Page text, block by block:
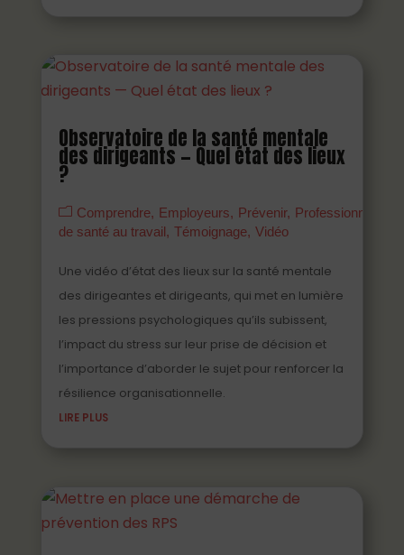
Observatoire de la santé mentale
des dirigeants — Quel état des lieux
?
Comprendre Employeurs Prévenir
Professionnels
de santé au travail Témoignage Vidéo
Une vidéo d’état des lieux sur la santé mentale
des dirigeantes et dirigeants, qui met en lumière
les pressions psychologiques qu’ils subissent,
l’impact du stress sur leur prise de décision et
l’importance d’aborder le sujet pour renforcer la
résilience organisationnelle.
LIRE PLUS